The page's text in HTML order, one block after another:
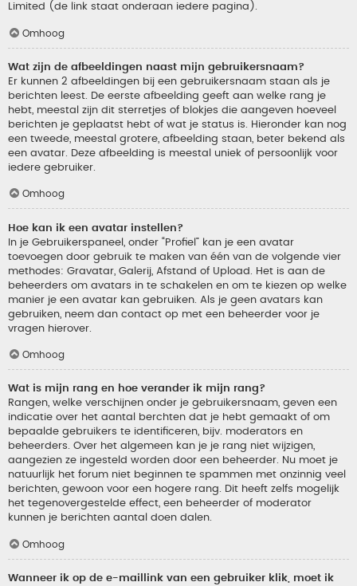
Limited (de link staat onderaan iedere pagina).
Omhoog
Wat zijn de afbeeldingen naast mijn gebruikersnaam?
Er kunnen 2 afbeeldingen bij een gebruikersnaam staan als je
berichten leest. De eerste afbeelding geeft aan welke rang je
hebt, meestal zijn dit sterretjes of blokjes die aangeven hoeveel
berichten je geplaatst hebt of wat je status is. Hieronder kan nog
een tweede, meestal grotere, afbeelding staan, beter bekend als
een avatar. Deze afbeelding is meestal uniek of persoonlijk voor
iedere gebruiker.
Omhoog
Hoe kan ik een avatar instellen?
In je Gebruikerspaneel, onder “Profiel” kan je een avatar
toevoegen door gebruik te maken van één van de volgende vier
methodes: Gravatar, Galerij, Afstand of Upload. Het is aan de
beheerders om avatars in te schakelen en om te kiezen op welke
manier je een avatar kan gebruiken. Als je geen avatars kan
gebruiken, neem dan contact op met een beheerder voor je
vragen hierover.
Omhoog
Wat is mijn rang en hoe verander ik mijn rang?
Rangen, welke verschijnen onder je gebruikersnaam, geven een
indicatie over het aantal berchten dat je hebt gemaakt of om
bepaalde gebruikers te identificeren, bijv. moderators en
beheerders. Over het algemeen kan je je rang niet wijzigen,
aangezien ze ingesteld worden door een beheerder. Nu moet je
natuurlijk het forum niet beginnen te spammen met onzinnig veel
berichten, gewoon voor een hogere rang. Dit heeft zelfs mogelijk
het tegenovergestelde effect, een beheerder of moderator
kunnen je berichten aantal doen dalen.
Omhoog
Wanneer ik op de e-maillink van een gebruiker klik, moet ik